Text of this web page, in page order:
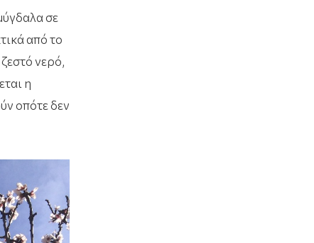
σε
από το
νερό,
η
οπότε δεν